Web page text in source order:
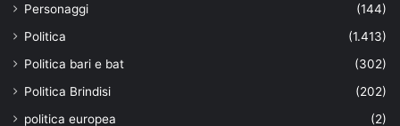
Personaggi
(144)
Politica
(1.413)
Politica bari e bat
(302)
Politica Brindisi
(202)
politica europea
(2)